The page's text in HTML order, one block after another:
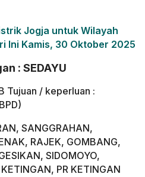
Jogja untuk Wilayah
Ini Kamis, 30 Oktober 2025
: SEDAYU
Tujuan / keperluan :
SANGGRAHAN,
RAJEK, GOMBANG,
SIDOMOYO,
PR KETINGAN